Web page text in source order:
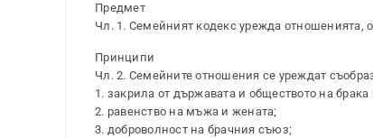
Предмет
Чл. 1. Семейният кодекс урежда отношенията,
Принципи
Чл. 2. Семейните отношения се уреждат
1. закрила от държавата и обществото на
2. равенство на мъжа и жената;
3. доброволност на брачния съюз;